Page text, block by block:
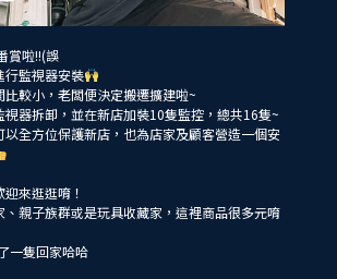
賞啦!!(誤
行監視器安裝
較小，老闆便決定搬遷擴建啦~
視器拆卸，並在新店加裝10隻監控，總共16隻~
以全方位保護新店，也為店家及顧客營造一個安
來逛逛唷！
、親子族群或是玩具收藏家，這裡商品很多元唷
一隻回家哈哈